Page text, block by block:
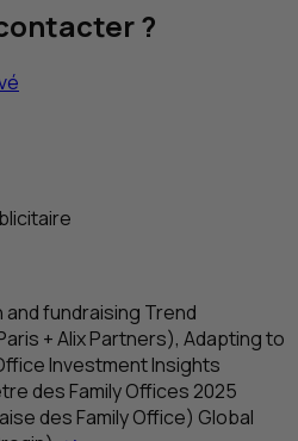
?
and fundraising Trend
+ Alix Partners), Adapting to
Investment Insights
des Family Offices 2025
des Family Office) Global